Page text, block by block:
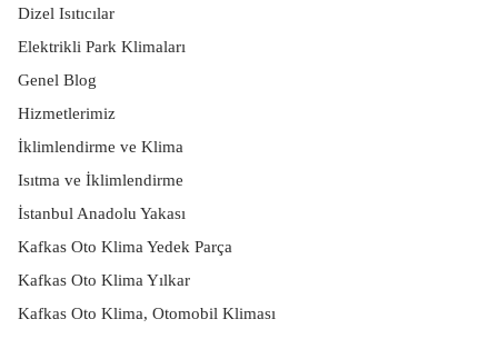
Dizel Isıtıcılar
Elektrikli Park Klimaları
Genel Blog
Hizmetlerimiz
İklimlendirme ve Klima
Isıtma ve İklimlendirme
İstanbul Anadolu Yakası
Kafkas Oto Klima Yedek Parça
Kafkas Oto Klima Yılkar
Kafkas Oto Klima, Otomobil Kliması